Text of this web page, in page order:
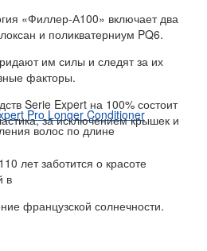
«Филлер-А100» включает два
и поликватерниум PQ6.
им силы и следят за их
факторы.
Serie Expert на 100% состоит
за исключением крышек и
лет заботится о красоте
в
французской солнечности.
Pro Longer Conditioner
волос по длине